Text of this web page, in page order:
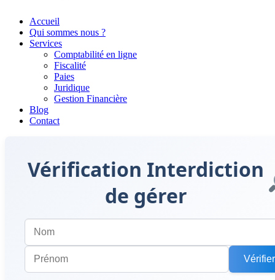
Accueil
Qui sommes nous ?
Services
Comptabilité en ligne
Fiscalité
Paies
Juridique
Gestion Financière
Blog
Contact
Vérification Interdiction
de gérer
Vérifier